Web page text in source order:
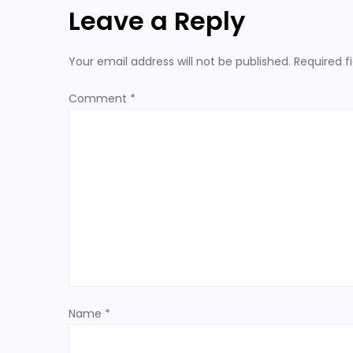
t
n
a
i
Leave a Reply
Your email address will not be published. Required
Comment *
Name *